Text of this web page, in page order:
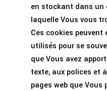
en stockant dans un
laquelle Vous vous
Ces cookies peuvent
utilisés pour se
que Vous avez
texte, aux polices et
pages web que Vous